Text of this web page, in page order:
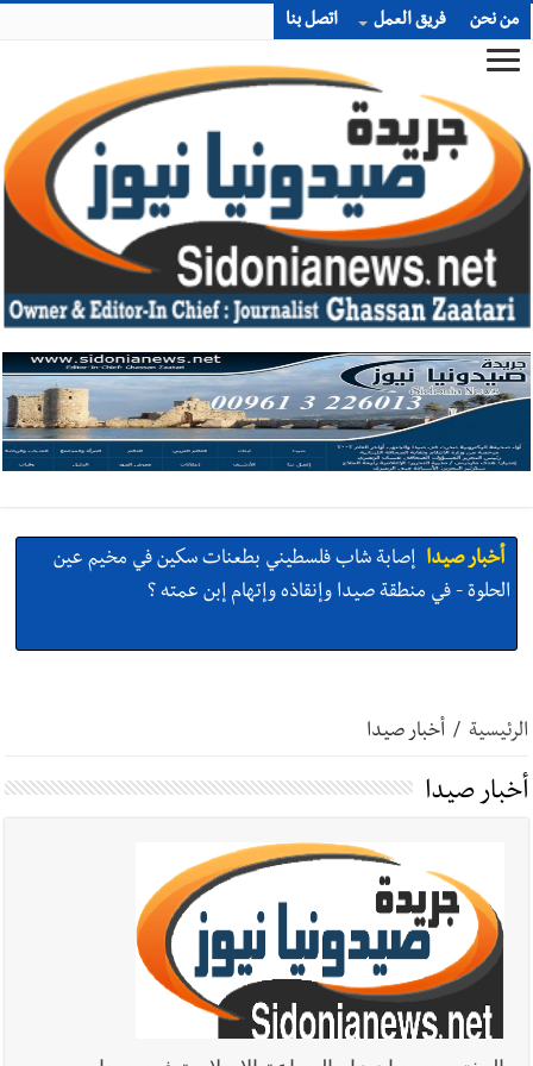
من نحن فريق العمل اتصل بنا
أخبار صيدا إصابة شاب فلسطيني بطعنات سكين في مخيم عين
الحلوة - في منطقة صيدا وإنقاذه وإتهام إبن عمته ؟
والجنوب هو عزة وكرامة لبنان
أخبار صيدا المهندس محمد زهير السعودي يستقبل المختارين
أخبار لبنان
مقدمات نشرات الأخبار المسائية في لبنان ليوم السبت
8-8-2026
أخبار لبنان خرق إسرائيلي في زوطر الغربية وساتر ترابي قبالة آخر
نقطة للجيش اللبناني
الرئيسية / أخبار صيدا
أخبار صيدا